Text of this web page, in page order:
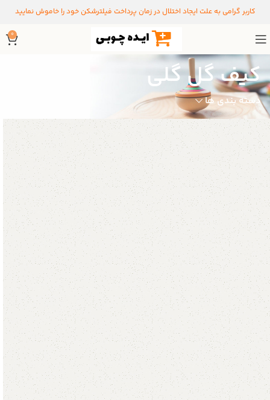
کاربر گرامی به علت ایجاد اختلال در زمان پرداخت فیلترشکن خود را خاموش نمایید
0
کیف گل گلی
دسته بندی ها